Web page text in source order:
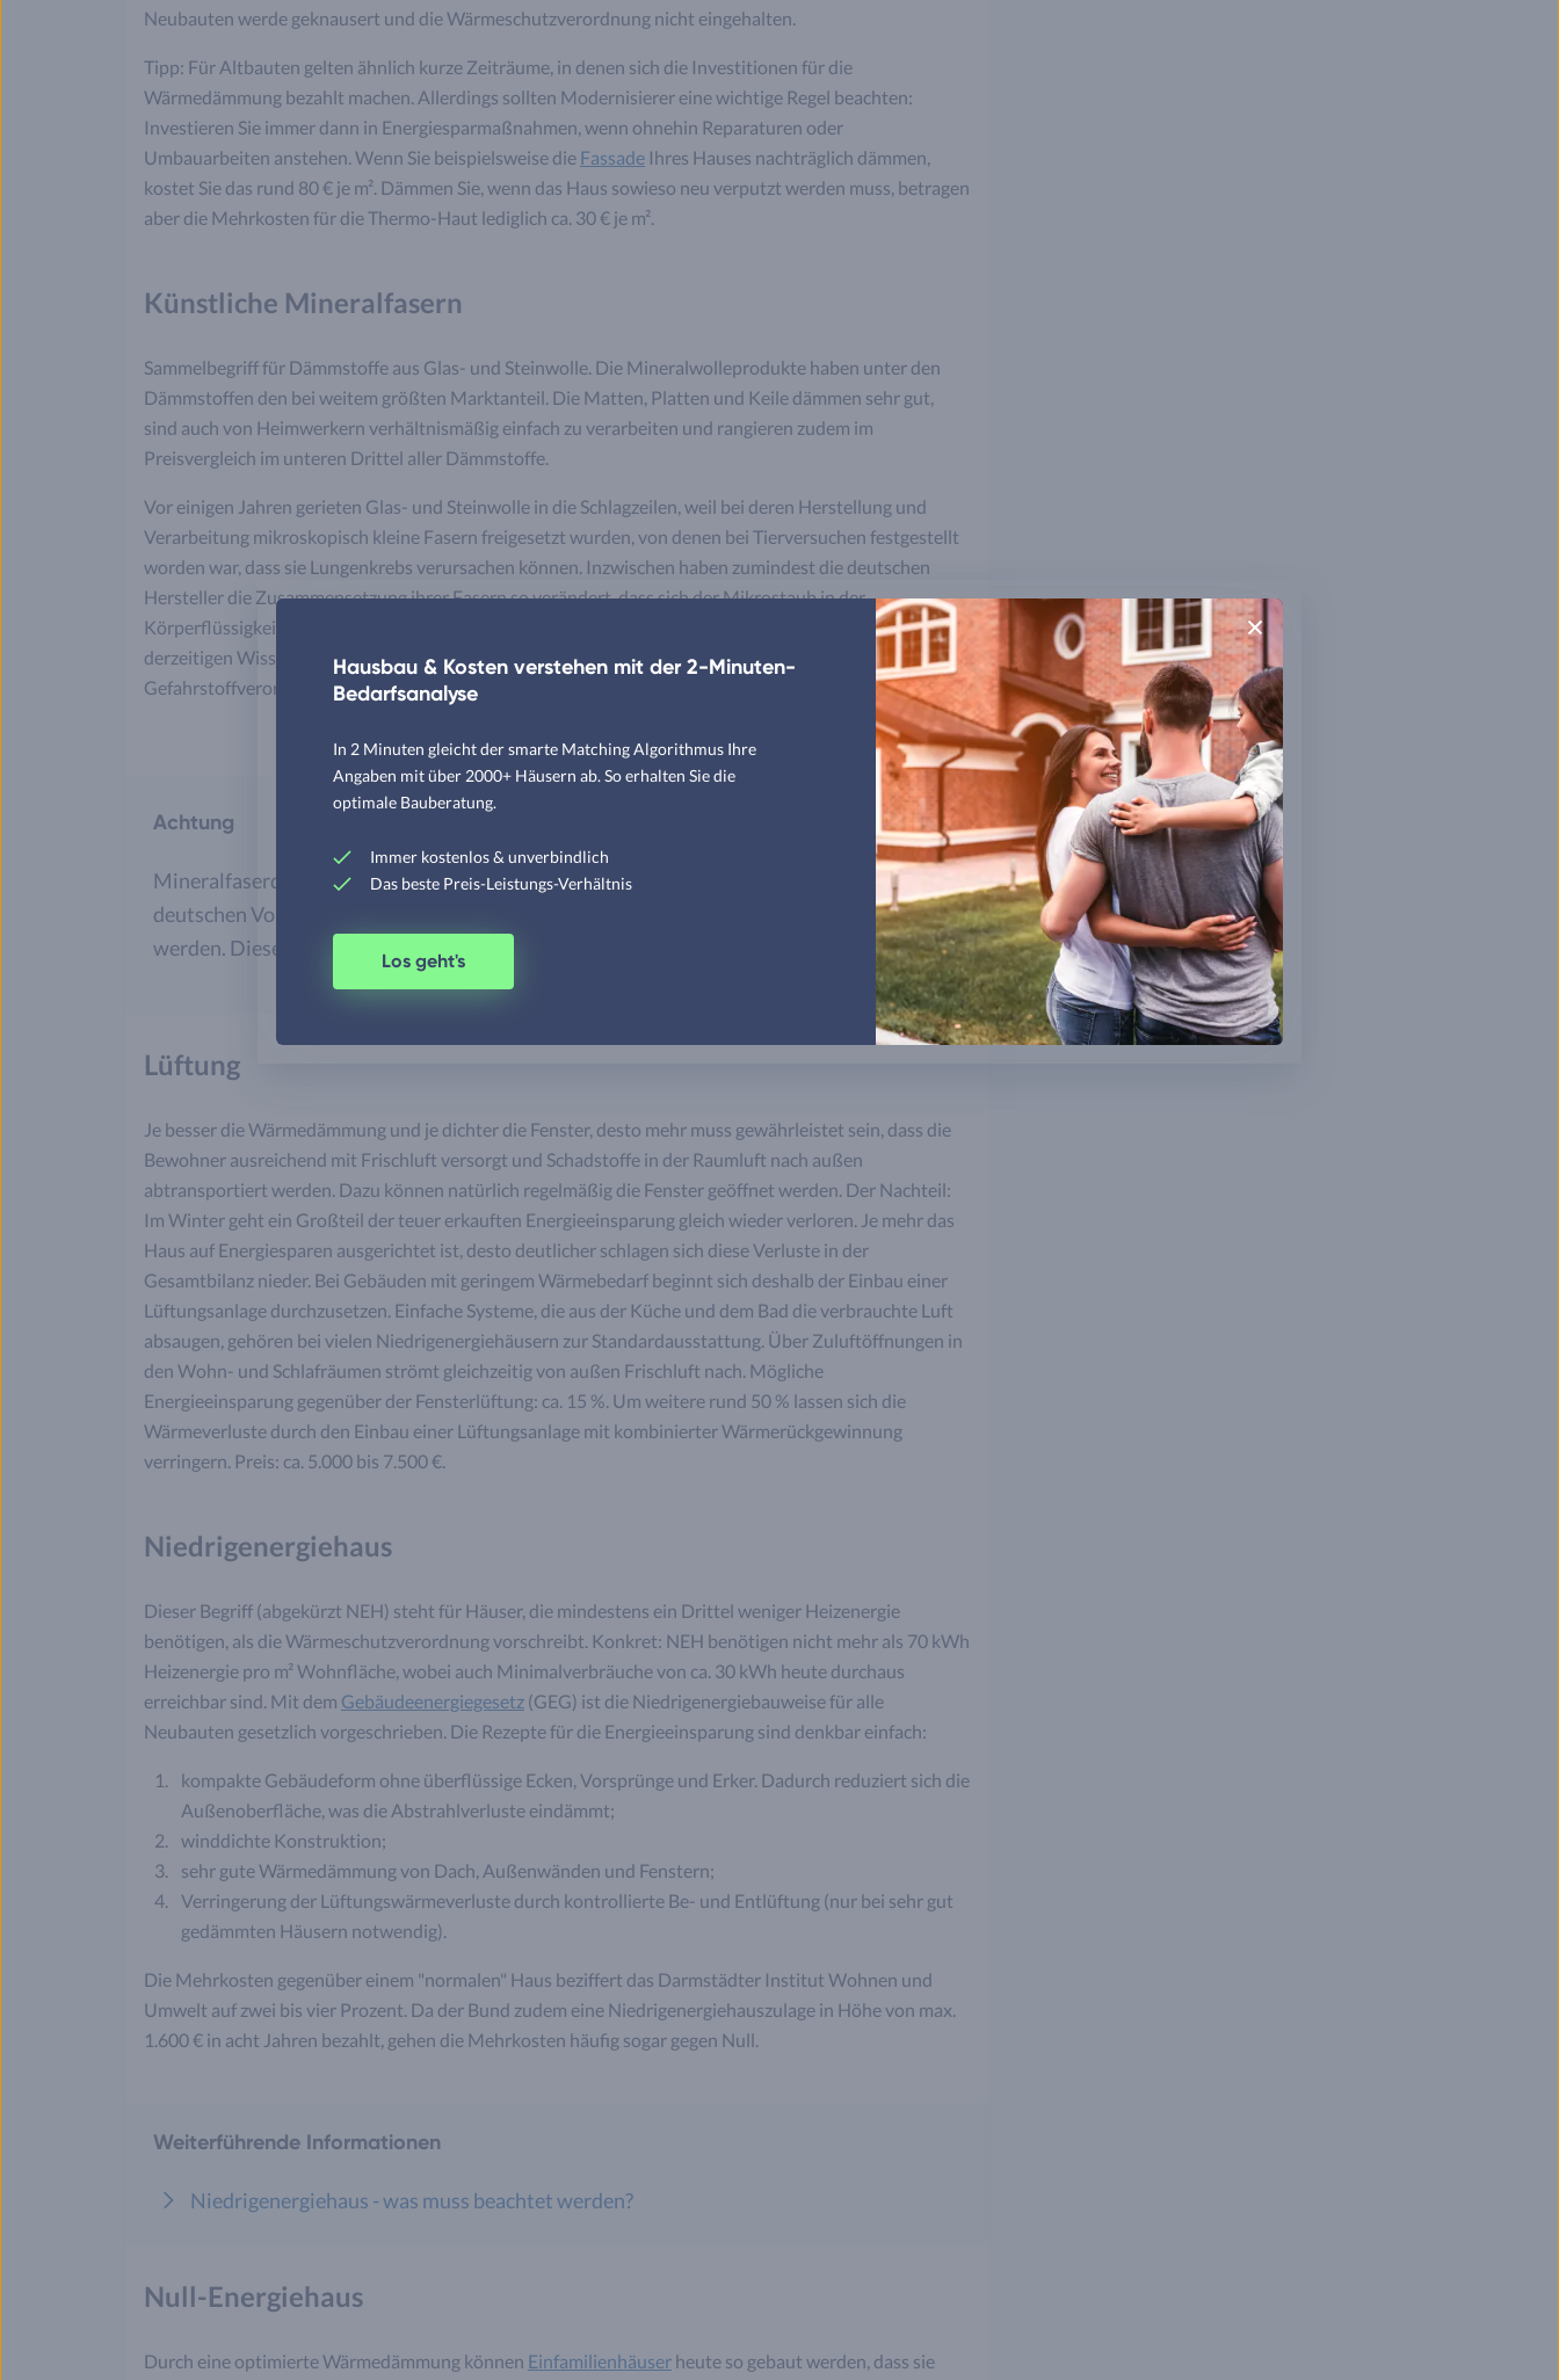
Neubauten werde geknausert und die Wärmeschutzverordnung nicht eingehalten.
Tipp: Für Altbauten gelten ähnlich kurze Zeiträume, in denen sich die Investitionen für die
Wärmedämmung bezahlt machen. Allerdings sollten Modernisierer eine wichtige Regel beachten:
Investieren Sie immer dann in Energiesparmaßnahmen, wenn ohnehin Reparaturen oder
Umbauarbeiten anstehen. Wenn Sie beispielsweise die Fassade Ihres Hauses nachträglich dämmen,
kostet Sie das rund 80 € je m². Dämmen Sie, wenn das Haus sowieso neu verputzt werden muss, betragen
aber die Mehrkosten für die Thermo-Haut lediglich ca. 30 € je m².
Künstliche Mineralfasern
Sammelbegriff für Dämmstoffe aus Glas- und Steinwolle. Die Mineralwolleprodukte haben unter den
Dämmstoffen den bei weitem größten Marktanteil. Die Matten, Platten und Keile dämmen sehr gut,
sind auch von Heimwerkern verhältnismäßig einfach zu verarbeiten und rangieren zudem im
Preisvergleich im unteren Drittel aller Dämmstoffe.
Vor einigen Jahren gerieten Glas- und Steinwolle in die Schlagzeilen, weil bei deren Herstellung und
Verarbeitung mikroskopisch kleine Fasern freigesetzt wurden, von denen bei Tierversuchen festgestellt
worden war, dass sie Lungenkrebs verursachen können. Inzwischen haben zumindest die deutschen
Hersteller die Zusammensetzung ihrer Fasern so verändert, dass sich der Mikrostaub in der
Körperflüssigkeit wesentlich schneller auflöst als früher. Diese biolöslichen Fasern, die nach dem
derzeitigen Wissensstand als harmlos gelten, erkennen Sie am Etikettenaufdruck "Frei nach
Gefahrstoffverordnung und EU-Richtlinie 97/89".
Achtung
Mineralfaserdämmstoffe aus demAuslanderfüllen nicht in jedem Fall die strengen
deutschen Vorgaben an die Biolöslichkeit, dürfen nach EU-Recht hier aber verkauft
werden. Diesen Produkten fehlt der genannte Aufdruck auf dem Etikett.
Lüftung
Je besser die Wärmedämmung und je dichter die Fenster, desto mehr muss gewährleistet sein, dass die
Bewohner ausreichend mit Frischluft versorgt und Schadstoffe in der Raumluft nach außen
abtransportiert werden. Dazu können natürlich regelmäßig die Fenster geöffnet werden. Der Nachteil:
Im Winter geht ein Großteil der teuer erkauften Energieeinsparung gleich wieder verloren. Je mehr das
Haus auf Energiesparen ausgerichtet ist, desto deutlicher schlagen sich diese Verluste in der
Gesamtbilanz nieder. Bei Gebäuden mit geringem Wärmebedarf beginnt sich deshalb der Einbau einer
Lüftungsanlage durchzusetzen. Einfache Systeme, die aus der Küche und dem Bad die verbrauchte Luft
absaugen, gehören bei vielen Niedrigenergiehäusern zur Standardausstattung. Über Zuluftöffnungen in
den Wohn- und Schlafräumen strömt gleichzeitig von außen Frischluft nach. Mögliche
Energieeinsparung gegenüber der Fensterlüftung: ca. 15 %. Um weitere rund 50 % lassen sich die
Wärmeverluste durch den Einbau einer Lüftungsanlage mit kombinierter Wärmerückgewinnung
verringern. Preis: ca. 5.000 bis 7.500 €.
Niedrigenergiehaus
Dieser Begriff (abgekürzt NEH) steht für Häuser, die mindestens ein Drittel weniger Heizenergie
benötigen, als die Wärmeschutzverordnung vorschreibt. Konkret: NEH benötigen nicht mehr als 70 kWh
Heizenergie pro m² Wohnfläche, wobei auch Minimalverbräuche von ca. 30 kWh heute durchaus
erreichbar sind. Mit dem Gebäudeenergiegesetz (GEG) ist die Niedrigenergiebauweise für alle
Neubauten gesetzlich vorgeschrieben. Die Rezepte für die Energieeinsparung sind denkbar einfach:
kompakte Gebäudeform ohne überflüssige Ecken, Vorsprünge und Erker. Dadurch reduziert sich die
Außenoberfläche, was die Abstrahlverluste eindämmt;
winddichte Konstruktion;
sehr gute Wärmedämmung von Dach, Außenwänden und Fenstern;
Verringerung der Lüftungswärmeverluste durch kontrollierte Be- und Entlüftung (nur bei sehr gut
gedämmten Häusern notwendig).
Die Mehrkosten gegenüber einem "normalen" Haus beziffert das Darmstädter Institut Wohnen und
Umwelt auf zwei bis vier Prozent. Da der Bund zudem eine Niedrigenergiehauszulage in Höhe von max.
1.600 € in acht Jahren bezahlt, gehen die Mehrkosten häufig sogar gegen Null.
Weiterführende Informationen
Niedrigenergiehaus - was muss beachtet werden?
Null-Energiehaus
Durch eine optimierte Wärmedämmung können Einfamilienhäuser heute so gebaut werden, dass sie
Hausbau & Kosten verstehen mit der 2-Minuten-
Bedarfsanalyse
In 2 Minuten gleicht der smarte Matching Algorithmus Ihre
Angaben mit über 2000+ Häusern ab. So erhalten Sie die
optimale Bauberatung.
Immer kostenlos & unverbindlich
Das beste Preis-Leistungs-Verhältnis
Los geht's